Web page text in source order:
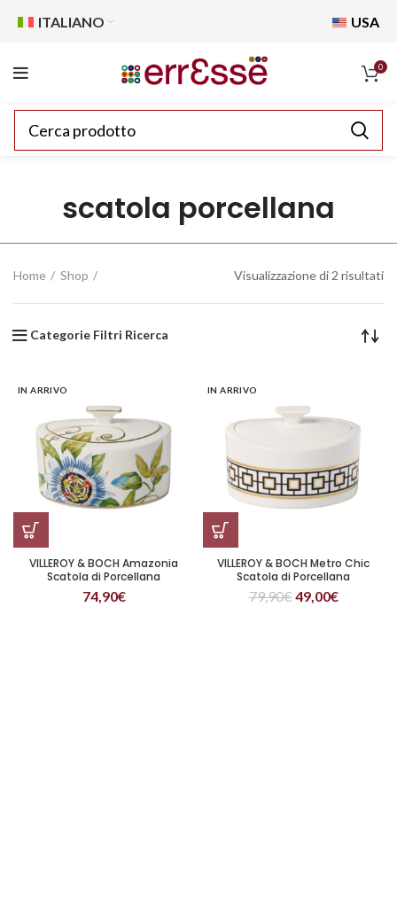
ITALIANO USA
0
scatola porcellana
Home Shop Visualizzazione di 2 risultati
Categorie Filtri Ricerca
IN ARRIVO
VILLEROY & BOCH Amazonia
Scatola di Porcellana
74,90€
IN ARRIVO
VILLEROY & BOCH Metro Chic
Scatola di Porcellana
79,90€49,00€